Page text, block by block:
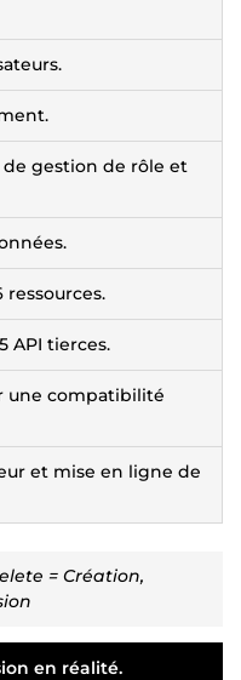
gestion de rôle et
API tierces.
une compatibilité
et mise en ligne de
= Création,
en réalité.